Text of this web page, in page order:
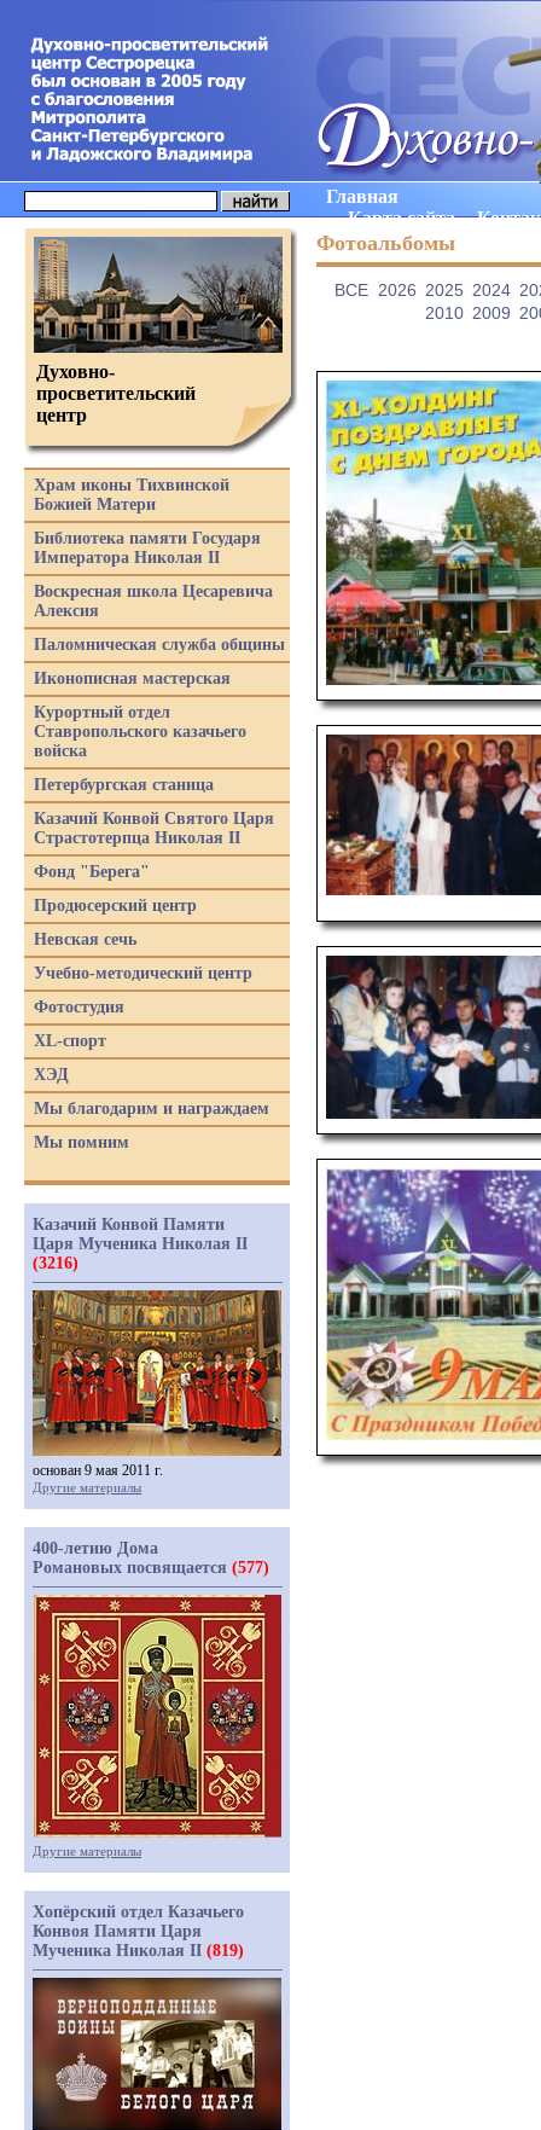
Главная
Карта сайта
Фотоальбомы
ВCE 2026 2025 2024
2010 2009
Духовно-
просветительский
центр
Храм иконы Тихвинской
Божией Матери
Библиотека памяти Государя
Императора Николая II
Воскресная школа Цесаревича
Алексия
Паломническая служба общины
Иконописная мастерская
Курортный отдел
Ставропольского казачьего
войска
Петербургская станица
Казачий Конвой Святого Царя
Страстотерпца Николая II
Фонд "Берега"
Продюсерский центр
Невская сечь
Учебно-методический центр
Фотостудия
XL-спорт
ХЭД
Мы благодарим и награждаем
Мы помним
Казачий Конвой Памяти
Царя Мученика Николая II
(3216)
основан 9 мая 2011 г.
Другие материалы
400-летию Дома
Романовых посвящается (577)
Другие материалы
Хопёрский отдел Казачьего
Конвоя Памяти Царя
Мученика Николая II (819)